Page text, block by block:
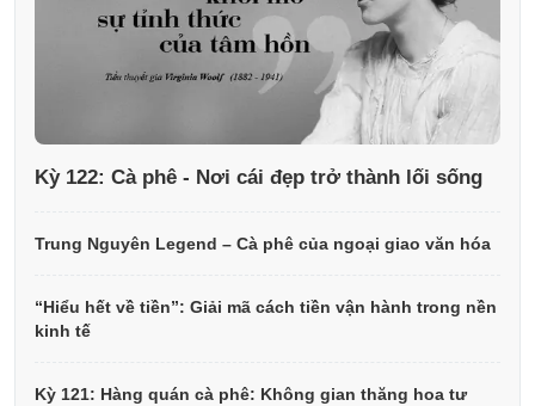
Kỳ 122: Cà phê - Nơi cái đẹp trở thành lối sống
Trung Nguyên Legend – Cà phê của ngoại giao văn hóa
“Hiểu hết về tiền”: Giải mã cách tiền vận hành trong nền
kinh tế
Kỳ 121: Hàng quán cà phê: Không gian thăng hoa tư